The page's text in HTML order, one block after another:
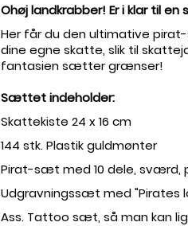
Ohøj landkrabber! Er i klar til
Her får du den ultimative
dine egne skatte, slik til
fantasien sætter grænser!
Sættet indeholder:
Skattekiste 24 x 16 cm
144 stk. Plastik guldmønter
Pirat-sæt med 10 dele, sværd,
Udgravningssæt med "Pirates
Ass. Tattoo sæt, så man kan